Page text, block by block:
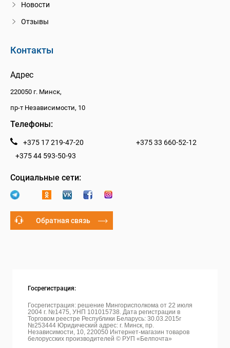
Новости
Отзывы
Контакты
Адрес
220050 г. Минск,
пр-т Независимости, 10
Телефоны:
+375 17 219-47-20
+375 33 660-52-12
+375 44 593-50-93
Социальные сети:
Обратная связь
Госрегистрация:
Госрегистрация: решение Мингорисполкома от 22 июля
2004 г. №1475, УНП 101015738. Дата регистрации в
Торговом реестре Республики Беларусь: 30.03.2015г
№253444 Юридический адрес: г. Минск, пр.
Независимости, 10, 220050 Интернет-магазин товаров
белорусских производителей © РУП «Белпочта»